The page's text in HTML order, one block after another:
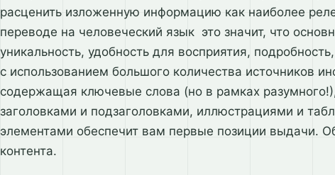
расценить изложенную информацию как наиболее
переводе на человеческий язык это значит, что
уникальность, удобность для восприятия,
с использованием большого количества источников
содержащая ключевые слова (но в рамках
заголовками и подзаголовками, иллюстрациями и
элементами обеспечит вам первые позиции выдачи.
контента.